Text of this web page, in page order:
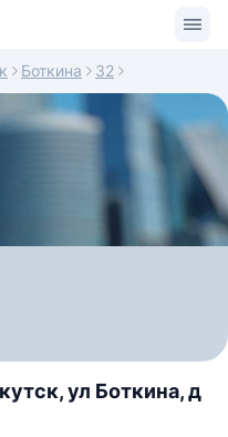
Боткина 32
ул Боткина, д